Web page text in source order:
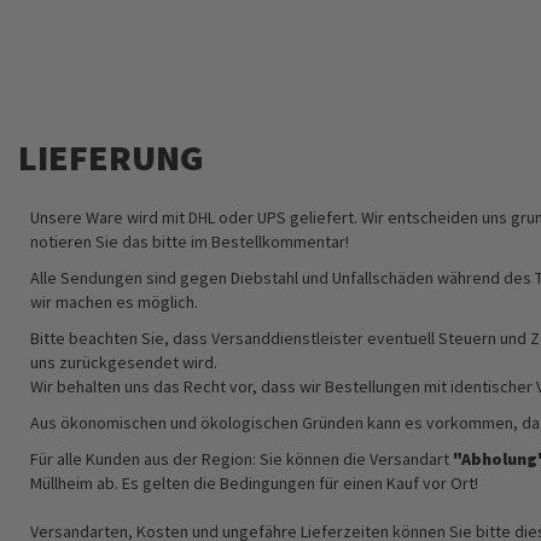
LIEFERUNG
Unsere Ware wird mit DHL oder UPS geliefert. Wir entscheiden uns
notieren Sie das bitte im Bestellkommentar!
Alle Sendungen sind gegen Diebstahl und Unfallschäden während
wir machen es möglich.
Bitte beachten Sie, dass Versanddienstleister eventuell Steuern und
uns zurückgesendet wird.
Wir behalten uns das Recht vor, dass wir Bestellungen mit
Aus ökonomischen und ökologischen Gründen kann es vorkommen,
Für alle Kunden aus der Region: Sie können die Versandart
Müllheim ab. Es gelten die Bedingungen für einen Kauf vor Ort!
Versandarten, Kosten und ungefähre Lieferzeiten können Sie bitte